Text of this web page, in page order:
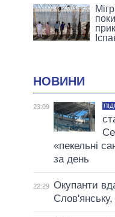
НОВИНИ
23:09
«пекельні
за день
22:29 Окупанти
Слов'янську,